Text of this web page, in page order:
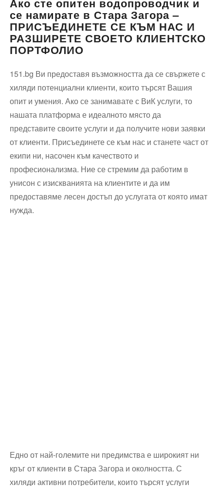
се намирате в Стара Загора –
ПРИСЪЕДИНЕТЕ СЕ КЪМ НАС И
РАЗШИРЕТЕ СВОЕТО КЛИЕНТСКО
ПОРТФОЛИО
151.bg Ви предоставя възможността да се свържете с
хиляди потенциални клиенти, които търсят Вашия
опит и умения. Ако се занимавате с ВиК услуги, то
нашата платформа е идеалното място да
представите своите услуги и да получите нови заявки
от клиенти. Присъединете се към нас и станете част от
екипи ни, насочен към качеството и
професионализма. Ние се стремим да работим в
унисон с изискванията на клиентите и да им
предоставяме лесен достъп до услугата от която имат
нужда.
Едно от най-големите ни предимства е широкият ни
кръг от клиенти в Стара Загора и околността. С
хиляди активни потребители, които търсят услуги